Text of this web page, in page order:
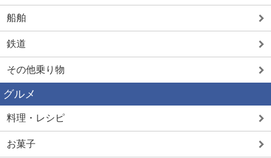
船舶
鉄道
その他乗り物
グルメ
料理・レシピ
お菓子